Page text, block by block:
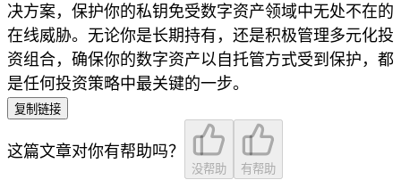
决方案，保护你的私钥免受数字资产领域中无处不在的
在线威胁。无论你是长期持有，还是积极管理多元化投
资组合，确保你的数字资产以自托管方式受到保护，都
是任何投资策略中最关键的一步。
复制链接
这篇文章对你有帮助吗？
没帮助 有帮助